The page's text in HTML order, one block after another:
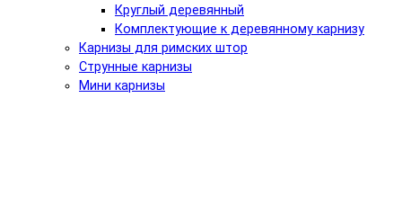
Круглый деревянный
Комплектующие к деревянному карнизу
Карнизы для римских штор
Струнные карнизы
Мини карнизы